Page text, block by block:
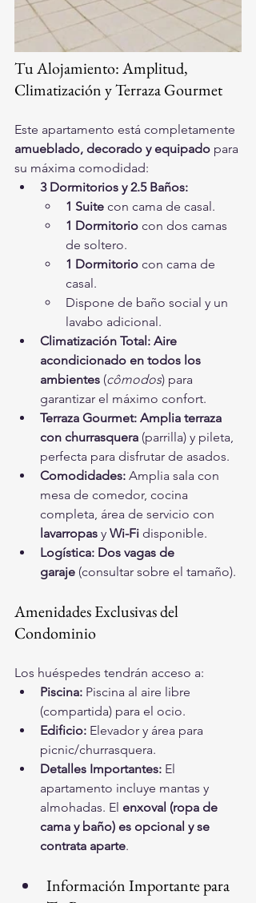
Tu Alojamiento: Amplitud,
Climatización y Terraza Gourmet
Este apartamento está completamente
amueblado, decorado y equipado para
su máxima comodidad:
3 Dormitorios y 2.5 Baños:
1 Suite con cama de casal.
1 Dormitorio con dos camas
de soltero.
1 Dormitorio con cama de
casal.
Dispone de baño social y un
lavabo adicional.
Climatización Total: Aire
acondicionado en todos los
ambientes (cômodos) para
garantizar el máximo confort.
Terraza Gourmet: Amplia terraza
con churrasquera (parrilla) y pileta,
perfecta para disfrutar de asados.
Comodidades: Amplia sala con
mesa de comedor, cocina
completa, área de servicio con
lavarropas y Wi-Fi disponible.
Logística: Dos vagas de
garaje (consultar sobre el tamaño).
Amenidades Exclusivas del
Condominio
Los huéspedes tendrán acceso a:
Piscina: Piscina al aire libre
(compartida) para el ocio.
Edificio: Elevador y área para
picnic/churrasquera.
Detalles Importantes: El
apartamento incluye mantas y
almohadas. El enxoval (ropa de
cama y baño) es opcional y se
contrata aparte.
Información Importante para